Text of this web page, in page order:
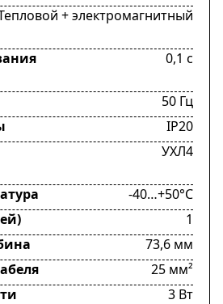
+ электромагнитный
0,1 с
50 Гц
IP20
УХЛ4
-40…+50°C
1
73,6 мм
25 мм²
3 Вт